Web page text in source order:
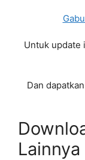
Untuk update
Dan dapatkan
Lainnya